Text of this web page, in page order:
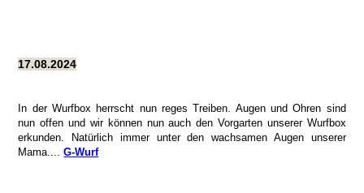
17.08.2024
In der Wurfbox herrscht nun reges Treiben. Augen und Ohren sind
nun offen und wir können nun auch den Vorgarten unserer Wurfbox
erkunden. Natürlich immer unter den wachsamen Augen unserer
Mama....G-Wurf